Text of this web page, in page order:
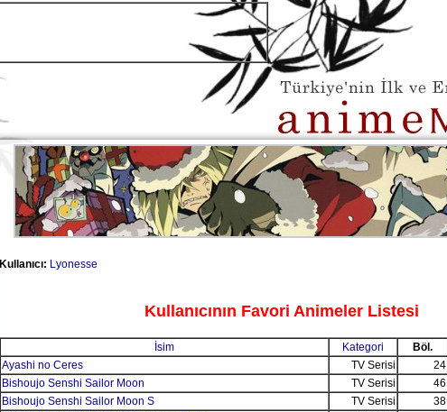
Kullanıcı: Lyonesse
Kullanıcının Favori Animeler Listesi
İsim Kategori Böl.
Ayashi no Ceres
TV Serisi 24
Bishoujo Senshi Sailor Moon
TV Serisi 46
Bishoujo Senshi Sailor Moon S
TV Serisi 38